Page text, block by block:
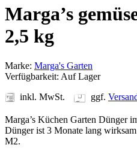
Marga’s
2,5 kg
Marke: Marga's Garten
Verfügbarkeit: Auf Lager
inkl. MwSt. ggf.
Marga’s Küchen Garten Dünger
Dünger ist 3 Monate lang
M2.